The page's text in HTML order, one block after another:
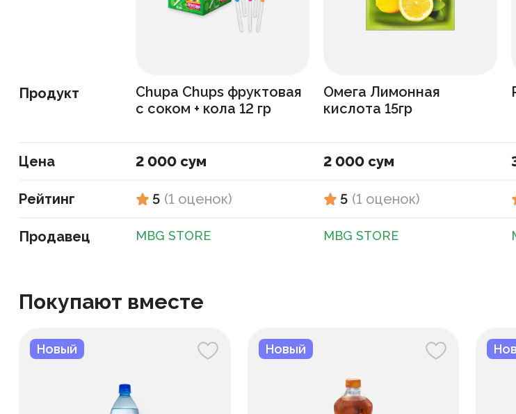
Продукт
Цена
Рейтинг
Продавец
Chupa Chups фруктовая
с соком + кола 12 гр
2 000 сум
5 (1 оценок)
MBG STORE
Омега Лимонная
кислота 15гр
2 000 сум
5 (1 оценок)
MBG STORE
Покупают вместе
Новый Новый